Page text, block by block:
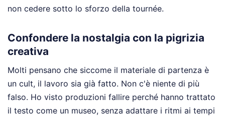
non cedere sotto lo sforzo della tournée.
Confondere la nostalgia con la pigrizia
creativa
Molti pensano che siccome il materiale di partenza è
un cult, il lavoro sia già fatto. Non c'è niente di più
falso. Ho visto produzioni fallire perché hanno trattato
il testo come un museo, senza adattare i ritmi ai tempi